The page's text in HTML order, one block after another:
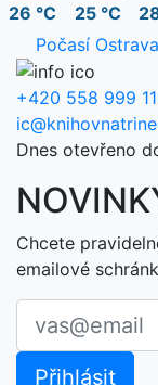
26 °C 25 °C
Počasí Ostrava
+420 558 999
Dnes otevřeno
Chcete
emailové